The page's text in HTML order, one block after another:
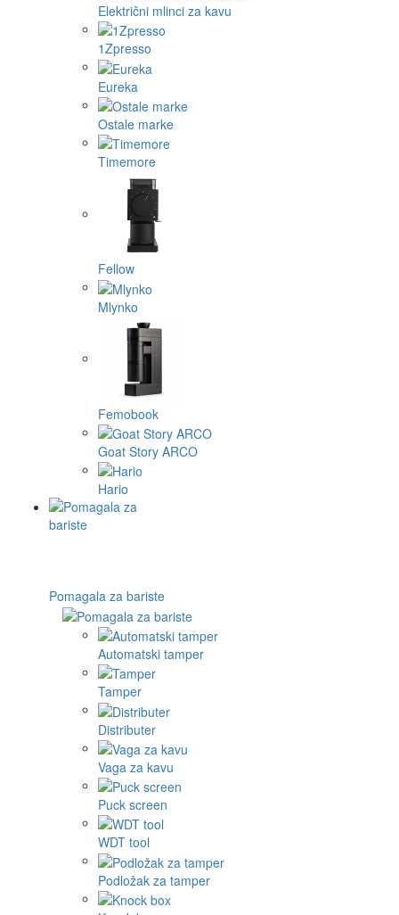
Električni mlinci za kavu
1Zpresso
Eureka
Ostale marke
Timemore
Fellow
Mlynko
Femobook
Goat Story ARCO
Hario
Pomagala za bariste
Automatski tamper
Tamper
Distributer
Vaga za kavu
Puck screen
WDT tool
Podložak za tamper